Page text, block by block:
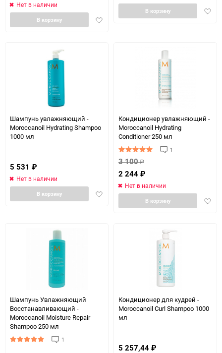
Нет в наличии
Добавить
В корзину
В корзину
Шампунь увлажняющий -
Moroccanoil Hydrating Shampoo
1000 мл
5 531 ₽
Нет в наличии
Добавить
В корзину
Кондиционер увлажняющий -
Moroccanoil Hydrating
Conditioner 250 мл
1
3 100₽
2 244 ₽
Нет в наличии
В корзину
Шампунь Увлажняющий
Восстанавливающий -
Moroccanoil Moisture Repair
Shampoo 250 мл
1
Кондиционер для кудрей -
Moroccanoil Curl Shampoo 1000
мл
5 257,44 ₽